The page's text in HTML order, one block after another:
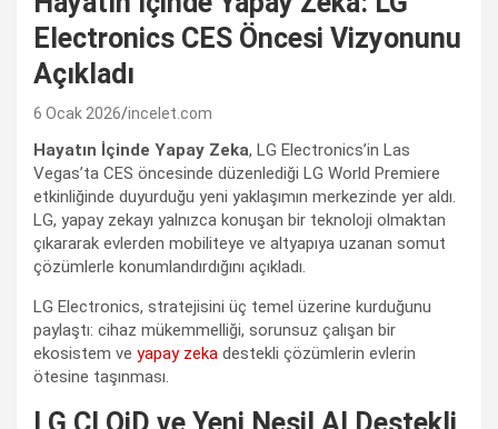
Electronics CES Öncesi Vizyonunu
Açıkladı
6 Ocak 2026 incelet.com
Hayatın İçinde Yapay Zeka, LG Electronics’in Las
Vegas’ta CES öncesinde düzenlediği LG World Premiere
etkinliğinde duyurduğu yeni yaklaşımın merkezinde yer aldı.
LG, yapay zekayı yalnızca konuşan bir teknoloji olmaktan
çıkararak evlerden mobiliteye ve altyapıya uzanan somut
çözümlerle konumlandırdığını açıkladı.
LG Electronics, stratejisini üç temel üzerine kurduğunu
paylaştı: cihaz mükemmelliği, sorunsuz çalışan bir
ekosistem ve yapay zeka destekli çözümlerin evlerin
ötesine taşınması.